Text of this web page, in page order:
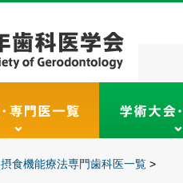
摂食機能療法専門歯科医一覧 >